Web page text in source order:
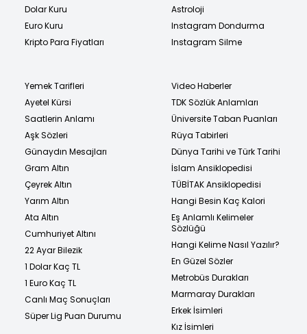
Dolar Kuru
Euro Kuru
Kripto Para Fiyatları
Astroloji
Instagram Dondurma
Instagram Silme
Yemek Tarifleri
Ayetel Kürsi
Saatlerin Anlamı
Aşk Sözleri
Günaydın Mesajları
Gram Altın
Çeyrek Altın
Yarım Altın
Ata Altın
Cumhuriyet Altını
22 Ayar Bilezik
1 Dolar Kaç TL
1 Euro Kaç TL
Canlı Maç Sonuçları
Süper Lig Puan Durumu
Video Haberler
TDK Sözlük Anlamları
Üniversite Taban Puanları
Rüya Tabirleri
Dünya Tarihi ve Türk Tarihi
İslam Ansiklopedisi
TÜBİTAK Ansiklopedisi
Hangi Besin Kaç Kalori
Eş Anlamlı Kelimeler
Sözlüğü
Hangi Kelime Nasıl Yazılır?
En Güzel Sözler
Metrobüs Durakları
Marmaray Durakları
Erkek İsimleri
Kız İsimleri